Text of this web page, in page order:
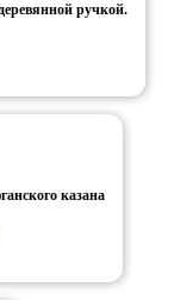
ручкой.
казана